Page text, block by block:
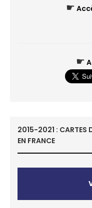
☛
☛
2015-2021 : CARTES
EN FRANCE